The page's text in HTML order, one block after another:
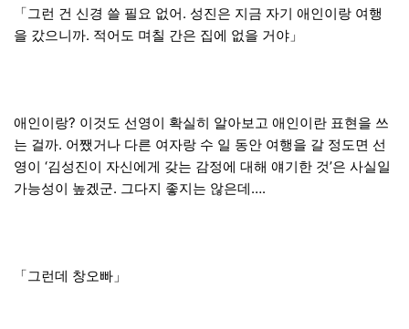
「그런 건 신경 쓸 필요 없어. 성진은 지금 자기 애인이랑 여행
을 갔으니까. 적어도 며칠 간은 집에 없을 거야」
애인이랑? 이것도 선영이 확실히 알아보고 애인이란 표현을 쓰
는 걸까. 어쨌거나 다른 여자랑 수 일 동안 여행을 갈 정도면 선
영이 ‘김성진이 자신에게 갖는 감정에 대해 얘기한 것’은 사실일
가능성이 높겠군. 그다지 좋지는 않은데….
「그런데 창오빠」